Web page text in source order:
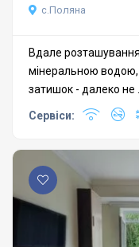
с.Поляна
Вдале
мінеральною
затишок - далеко не
Сервіси: